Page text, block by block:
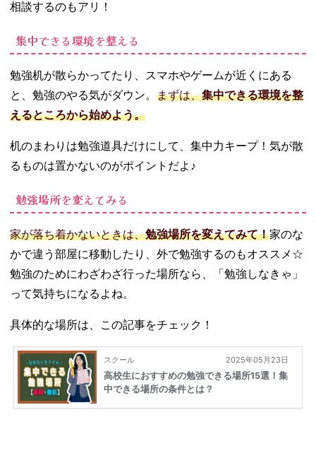
相談するのもアリ！
集中できる環境を整える
勉強机が散らかってたり、スマホやゲームが近くにある
と、勉強のやる気がダウン。 まずは、集中できる環境を整
えるところから始めよう。
机のまわりは勉強道具だけにして、集中力キープ！気が散
るものは置かないのがポイントだよ♪
勉強場所を変えてみる
家が落ち着かないときは、勉強場所を変えてみて！家のな
かで違う部屋に移動したり、外で勉強するのもオススメ☆
勉強のためにわざわざ行った場所なら、「勉強しなきゃ」
って気持ちになるよね。
具体的な場所は、この記事をチェック！